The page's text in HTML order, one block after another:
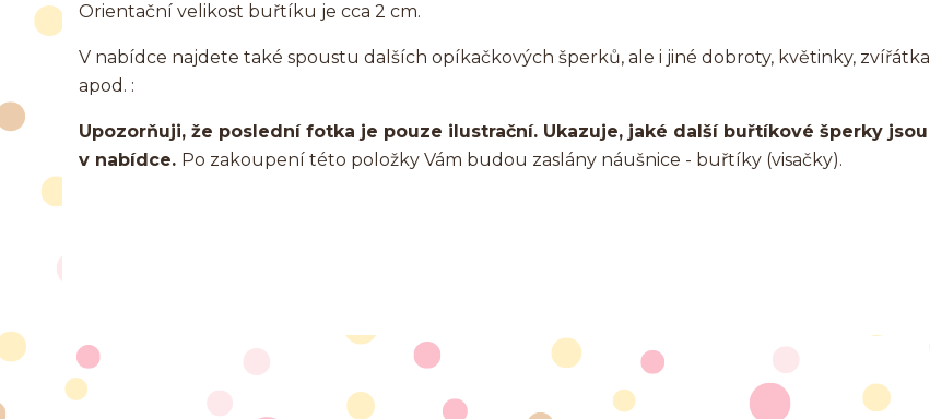
Orientační velikost buřtíku je cca 2 cm.
V nabídce najdete také spoustu dalších opíkačkových šperků, ale i jiné dobroty, květinky, zvířátka
apod. :
Upozorňuji, že poslední fotka je pouze ilustrační. Ukazuje, jaké další buřtíkové šperky jsou
v nabídce. Po zakoupení této položky Vám budou zaslány náušnice - buřtíky (visačky).